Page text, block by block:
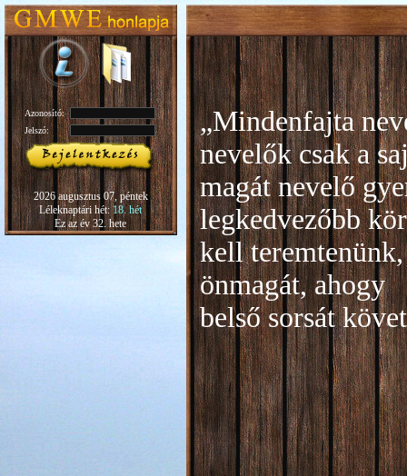
Azonosító:
Jelszó:
2026 augusztus 07, péntek
Léleknaptári hét:18. hét
Ez az év 32. hete
„Mindenfajta
nevelők csak a
magát nevelő
legkedvezőbb
kell
önmagát, ahogy
belső sorsát